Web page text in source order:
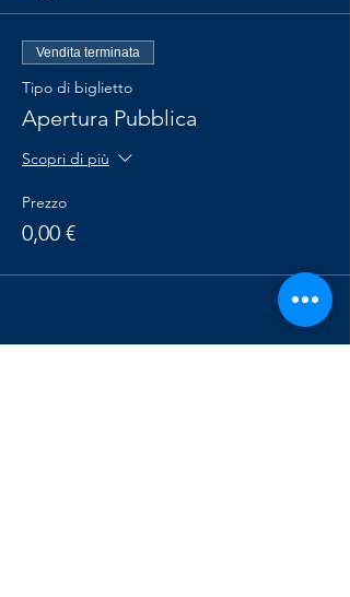
Vendita terminata
Tipo di biglietto
Apertura Pubblica
Scopri di più
Prezzo
0,00 €